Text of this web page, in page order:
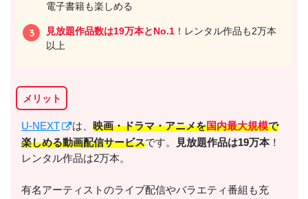
電子書籍も楽しめる
見放題作品数は19万本とNo.1 ！レンタル作品も2万本
以上
メリット
U-NEXT は、 映画・ドラマ・アニメを国内最大規模で
楽しめる動画配信サービスです。 見放題作品は19万本 ！
レンタル作品は2万本。
有名アーティストのライブ配信やバラエティ番組も充